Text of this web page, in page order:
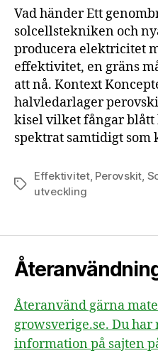
Vad händer Ett
solcellstekniken och
producera elektricitet
effektivitet, en gräns
att nå. Kontext
halvledarlager
kisel vilket fångar blått
spektrat samtidigt som
Etiketter
Effektivitet, Perovskit
utveckling
Återanvänd gärna
growsverige.se. Du har
information på sajten